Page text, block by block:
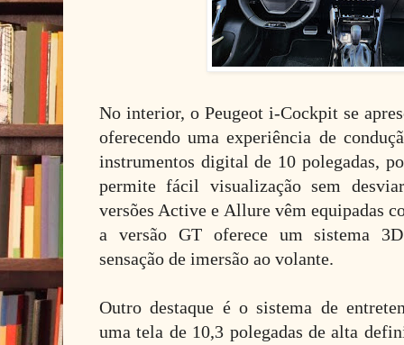
No interior, o Peugeot i-Cockpit se
oferecendo uma experiência de
instrumentos digital de 10 polegadas,
permite fácil visualização sem
versões Active e Allure vêm equipadas
a versão GT oferece um sistema
sensação de imersão ao volante.
Outro destaque é o sistema de
uma tela de 10,3 polegadas de alta